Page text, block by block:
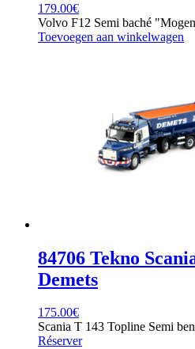
179.00€
Volvo F12 Semi baché
Toevoegen aan winkelwagen
84706 Tekno
Demets
175.00€
Scania T 143 Topline Semi
Réserver